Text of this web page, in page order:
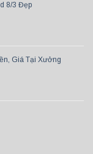
8/3 Đẹp
Giá Tại Xưởng